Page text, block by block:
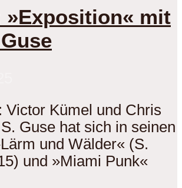
»Exposition« mit
Victor Kümel und Chris
Guse hat sich in seinen
und Wälder« (S.
und »Miami Punk«